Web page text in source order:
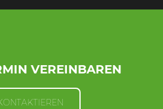
VEREINBAREN